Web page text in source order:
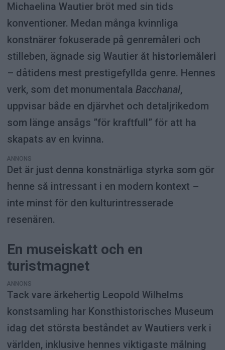
Michaelina Wautier bröt med sin tids
konventioner. Medan många kvinnliga
konstnärer fokuserade på genremåleri och
stilleben, ägnade sig Wautier åt historiemåleri
– dåtidens mest prestigefyllda genre. Hennes
verk, som det monumentala Bacchanal,
uppvisar både en djärvhet och detaljrikedom
som länge ansågs ”för kraftfull” för att ha
skapats av en kvinna.
ANNONS
Det är just denna konstnärliga styrka som gör
henne så intressant i en modern kontext –
inte minst för den kulturintresserade
resenären.
En museiskatt och en
turistmagnet
ANNONS
Tack vare ärkehertig Leopold Wilhelms
konstsamling har Konsthistorisches Museum
idag det största beståndet av Wautiers verk i
världen, inklusive hennes viktigaste målning